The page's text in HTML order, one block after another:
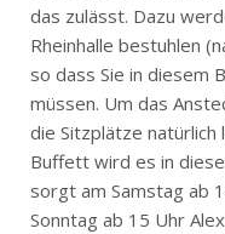
das zulässt. Dazu
Rheinhalle bestuhlen
so dass Sie in diesem
müssen. Um das
die Sitzplätze
Buffett wird es in
sorgt am Samstag ab
Sonntag ab 15 Uhr